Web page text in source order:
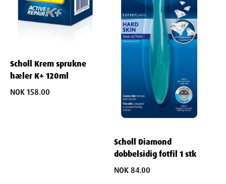
Scholl Krem sprukne
hæler K+ 120ml
NOK 158.00
Scholl Diamond
dobbelsidig fotfil 1 stk
NOK 84.00